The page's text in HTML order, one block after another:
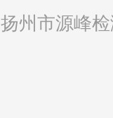
扬州市源峰